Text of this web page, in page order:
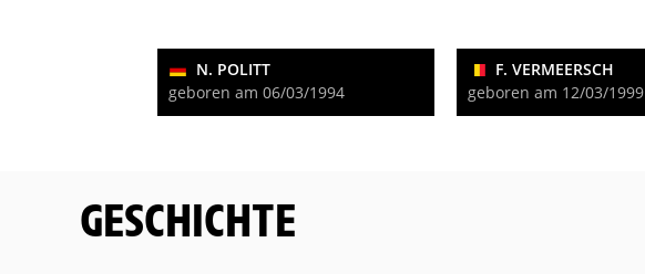
N. POLITT
geboren am 06/03/1994
F. VERMEERSCH
geboren am 12/03/1999
GESCHICHTE